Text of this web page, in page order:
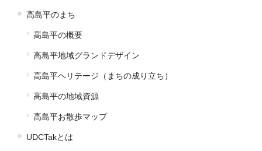
高島平のまち
高島平の概要
高島平地域グランドデザイン
高島平ヘリテージ（まちの成り立ち）
高島平の地域資源
高島平お散歩マップ
UDCTakとは